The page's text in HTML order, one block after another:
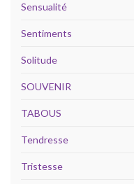
Sensualité
Sentiments
Solitude
SOUVENIR
TABOUS
Tendresse
Tristesse